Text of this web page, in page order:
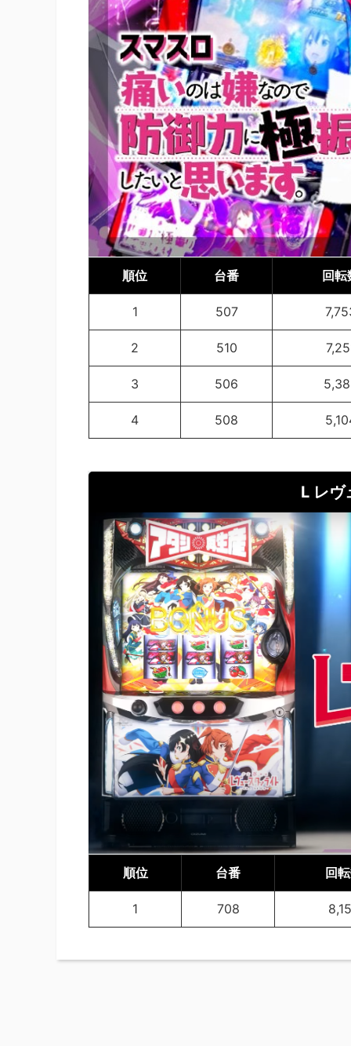
順位 台番 回転
1 507
2 510
3 506
4 508
L レヴ
順位 台番 回
1 708